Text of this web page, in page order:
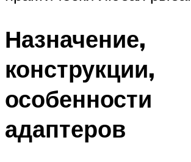
Назначение,
конструкции,
особенности
адаптеров